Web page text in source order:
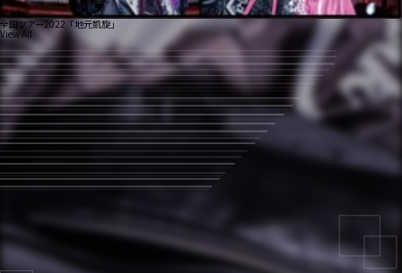
全国ツアー2022「地元凱旋」
View All